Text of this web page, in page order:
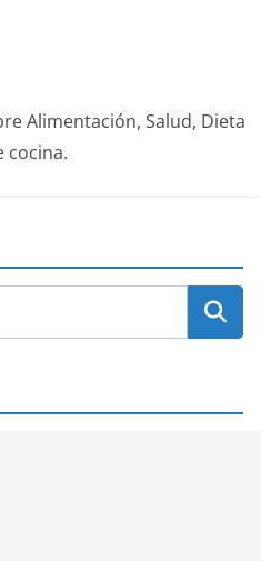
Alimentación, Salud, Dieta
cocina.